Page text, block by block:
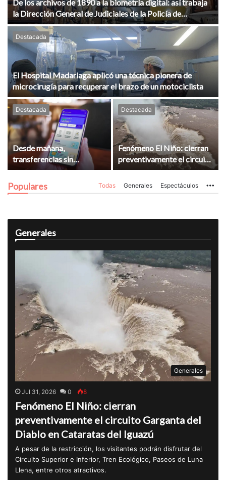
De los archivos de 1890 a la biometría digital: así trabaja
la Dirección General de Judiciales de la Policía de
Misiones
Destacada
El Hospital Madariaga aplicó una técnica pionera de
microcirugía para recuperar el brazo de un motociclista
Destacada
Desde mañana,
transferencias sin
retenciones: Misiones
amplía el alivio para
familias, emprendedores y
Destacada
Fenómeno El Niño: cierran
preventivamente el circuito
Garganta del Diablo en
Cataratas del Iguazú
Populares Todas Generales Espectáculos
Generales
Generales
Jul 31, 2026 0 8
Fenómeno El Niño: cierran
preventivamente el circuito Garganta del
Diablo en Cataratas del Iguazú
A pesar de la restricción, los visitantes podrán disfrutar del
Circuito Superior e Inferior, Tren Ecológico, Paseos de Luna
Llena, entre otros atractivos.